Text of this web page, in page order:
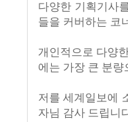
다양한 기획기사
들을 커버하는 코
개인적으로 다양
에는 가장 큰 분
저를 세계일보에
자님 감사 드립니